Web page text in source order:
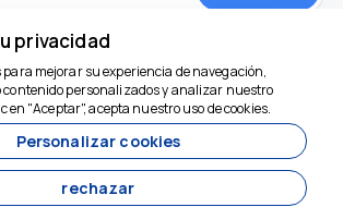
SOCIAL
privacidad
mejorar su experiencia de navegación,
contenido personalizados y analizar nuestro
en "Aceptar", acepta nuestro uso de cookies.
Personalizar cookies
rechazar
para